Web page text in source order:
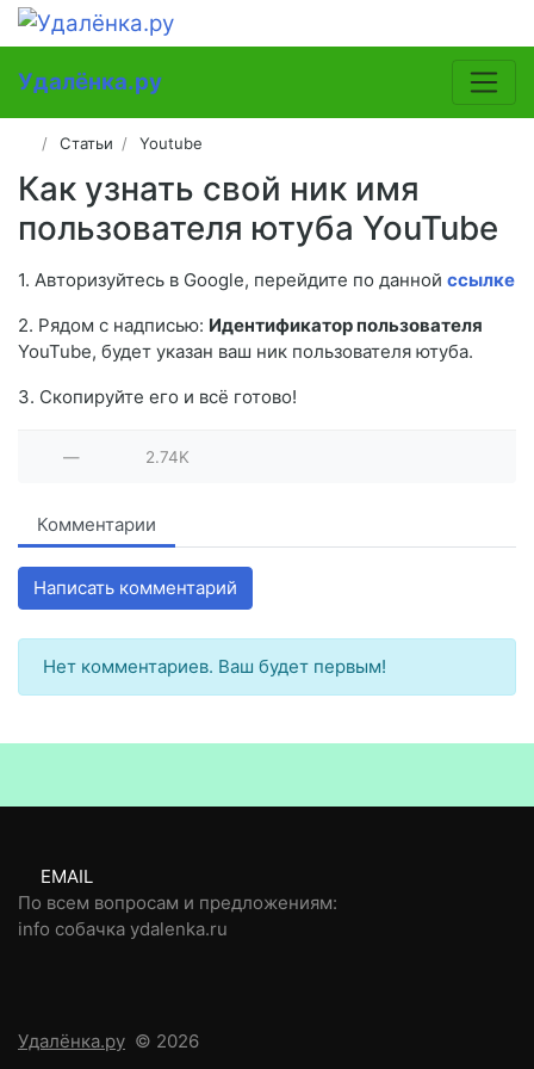
Удалёнка.ру
Статьи Youtube
Как узнать свой ник имя
пользователя ютуба YouTube
1. Авторизуйтесь в Google, перейдите по данной ссылке
2. Рядом с надписью: Идентификатор пользователя
YouTube, будет указан ваш ник пользователя ютуба.
3. Скопируйте его и всё готово!
— 2.74K
Комментарии
Написать комментарий
Нет комментариев. Ваш будет первым!
EMAIL
По всем вопросам и предложениям:
info собачка ydalenka.ru
Удалёнка.ру © 2026